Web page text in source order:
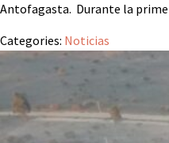
Antofagasta. Durante la
Categories: Noticias